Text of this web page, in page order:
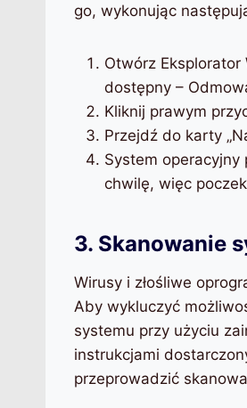
go, wykonując
Otwórz
dostępny –
Kliknij prawym
Przejdź do karty
System
chwilę, więc
3. Skanowanie
Wirusy i złośliwe
Aby wykluczyć
systemu przy użyciu
instrukcjami
przeprowadzić